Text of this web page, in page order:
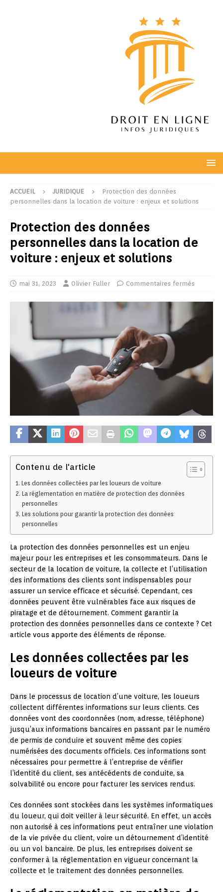
ACCUEIL JURIDIQUE
Protection des données
personnelles dans la location de voiture : enjeux et solutions
Protection des données
personnelles dans la location de
voiture : enjeux et solutions
mai 31, 2023 Olivier Fuller Commentaires fermés
Contenu de l'article
Les données collectées par les loueurs de voiture
La réglementation en matière de protection des données
personnelles
Les solutions pour garantir la protection des données
personnelles
La protection des données personnelles est un enjeu
majeur pour les entreprises et les consommateurs. Dans le
secteur de la location de voiture, la collecte et l’utilisation
des informations des clients sont indispensables pour
assurer un service efficace et sécurisé. Cependant, ces
données peuvent être vulnérables face aux risques de
piratage et de détournement. Comment garantir la
protection des données personnelles dans ce contexte ? Cet
article vous apporte des éléments de réponse.
Les données collectées par les
loueurs de voiture
Dans le processus de location d’une voiture, les loueurs
collectent différentes informations sur leurs clients. Ces
données vont des coordonnées (nom, adresse, téléphone)
jusqu’aux informations bancaires en passant par le numéro
de permis de conduire et souvent même des copies
numérisées des documents officiels. Ces informations sont
nécessaires pour permettre à l’entreprise de vérifier
l’identité du client, ses antécédents de conduite, sa
solvabilité ou encore pour facturer les services rendus.
Ces données sont stockées dans les systèmes informatiques
du loueur, qui doit veiller à leur sécurité. En effet, un accès
non autorisé à ces informations peut entraîner une violation
de la vie privée du client, voire un détournement d’identité
ou un vol bancaire. De plus, les entreprises doivent se
conformer à la réglementation en vigueur concernant la
collecte et le traitement des données personnelles.